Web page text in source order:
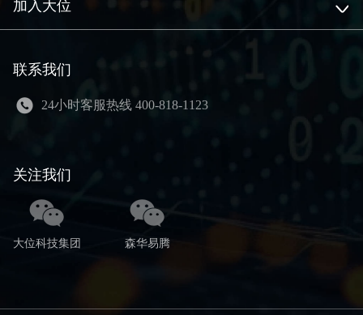
加入大位
联系我们
24小时客服热线 400-818-1123
关注我们
大位科技集团 森华易腾